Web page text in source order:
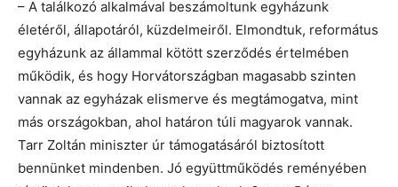
– A találkozó alkalmával beszámoltunk egyházunk
életéről, állapotáról, küzdelmeiről. Elmondtuk, református
egyházunk az állammal kötött szerződés értelmében
működik, és hogy Horvátországban magasabb szinten
vannak az egyházak elismerve és megtámogatva, mint
más országokban, ahol határon túli magyarok vannak.
Tarr Zoltán miniszter úr támogatásáról biztosított
bennünket mindenben. Jó együttműködés reményében